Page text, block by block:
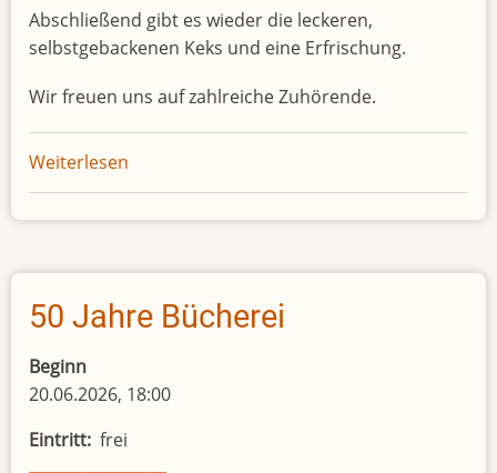
Abschließend gibt es wieder die leckeren,
selbstgebackenen Keks und eine Erfrischung.
Wir freuen uns auf zahlreiche Zuhörende.
Weiterlesen
Club
der
Leseratten
50 Jahre Bücherei
Beginn
20.06.2026, 18:00
Eintritt frei